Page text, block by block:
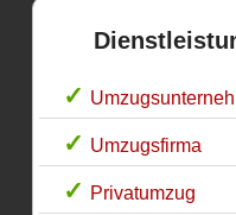
Umzugsfirma
Privatumzug